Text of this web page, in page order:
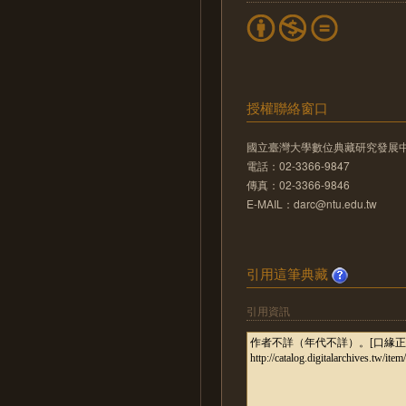
授權聯絡窗口
國立臺灣大學數位典藏研究發展
電話：02-3366-9847
傳真：02-3366-9846
E-MAIL：darc@ntu.edu.tw
引用這筆典藏
引用資訊